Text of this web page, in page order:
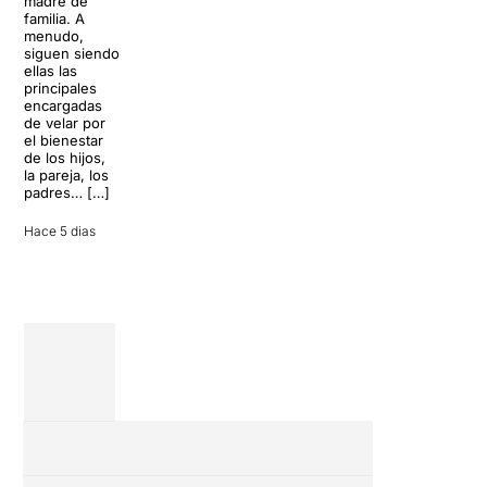
familia. A
menudo,
siguen siendo
ellas las
principales
encargadas
de velar por
el bienestar
de los hijos,
la pareja, los
padres… […]
Hace 5 dias